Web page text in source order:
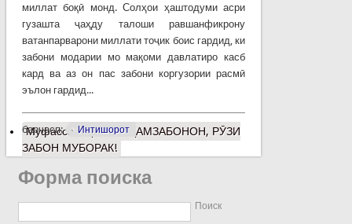
миллат боқӣ монд. Солҳои ҳаштодуми асри
гузашта ҷаҳду талоши равшанфикрону
ватанпарварони миллати тоҷик боис гардид, ки
забони модарии мо мақоми давлатиро касб
кард ва аз он пас забони коргузории расмӣ
эълон гардид...
барчасп: Интишорот
Муфассалтаро ЭЙ ҲАМЗАБОНОН, РӮЗИ
ЗАБОН МУБОРАК!
Форма поиска
Поиск